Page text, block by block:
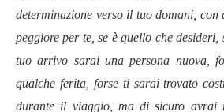
determinazione verso il tuo domani,
peggiore per te, se è quello che
tuo arrivo sarai una persona nuova,
qualche ferita, forse ti sarai trovato
durante il viaggio, ma di sicuro avrai